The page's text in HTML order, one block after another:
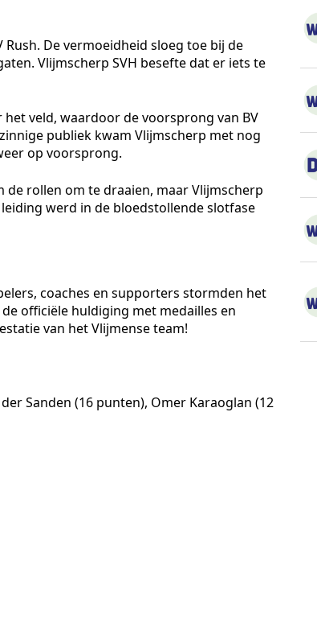
De vermoeidheid sloeg toe bij de
Vlijmscherp SVH besefte dat er iets te
veld, waardoor de voorsprong van BV
publiek kwam Vlijmscherp met nog
op voorsprong.
de rollen om te draaien, maar Vlijmscherp
werd in de bloedstollende slotfase
coaches en supporters stormden het
officiële huldiging met medailles en
van het Vlijmense team!
Sanden (16 punten), Omer Karaoglan (12